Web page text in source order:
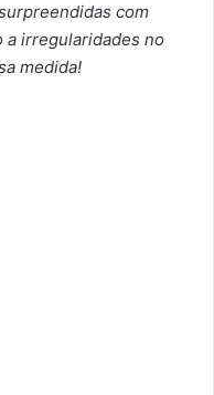
com
a irregularidades no
medida!